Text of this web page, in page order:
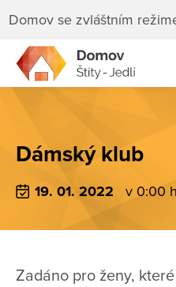
Domov se zvláštním
Dámský klub
19. 01. 2022 v 0:00
Zadáno pro ženy,